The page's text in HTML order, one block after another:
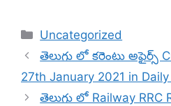
Categories
Uncategorized
తెలుగు లో కరెంటు అఫైర్స్
27th January 2021 in
తెలుగు లో Railway RRC